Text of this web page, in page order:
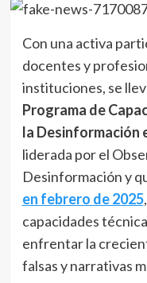
Con una activa
docentes y
instituciones, se
Programa de
la Desinformación
liderada por el
Desinformación y
en febrero de 2025
capacidades
enfrentar la
falsas y narrativas